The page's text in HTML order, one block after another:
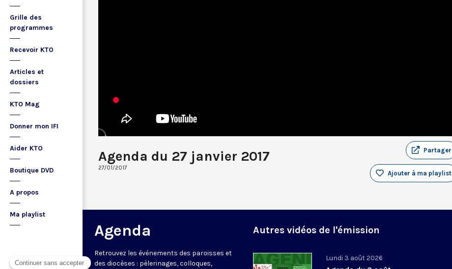
Grille des
programmes
Recevoir KTO
Articles et
dossiers
KTO Mag
Donner mon IFI
Aider KTO
Boutique DVD
A propos
Ma playlist
Agenda du 27 janvier 2017
27/01/2017
Partager
Ajouter à ma playlist
Agenda
Retrouvez les événements des paroisses et
des diocèses : pèlerinages, colloques,
Autres vidéos de l'émission
Lundi 3 août 2026